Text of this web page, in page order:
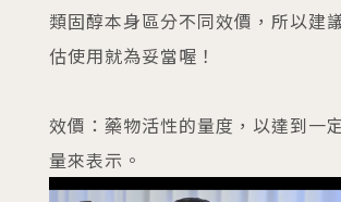
類固醇本身區分不同效價，所以建
估使用就為妥當喔！
效價：藥物活性的量度，以達到一
量來表示。